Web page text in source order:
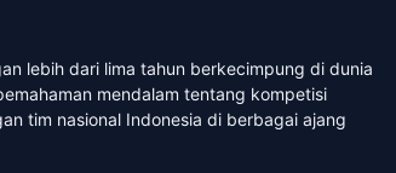
lebih dari lima tahun berkecimpung di dunia
mendalam tentang kompetisi
tim nasional Indonesia di berbagai ajang